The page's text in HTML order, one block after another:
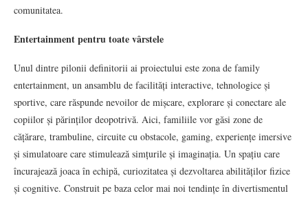
comunitatea.
Entertainment pentru toate vârstele
Unul dintre pilonii definitorii ai proiectului este zona de family
entertainment, un ansamblu de facilități interactive, tehnologice și
sportive, care răspunde nevoilor de mișcare, explorare și conectare ale
copiilor și părinților deopotrivă. Aici, familiile vor găsi zone de
cățărare, trambuline, circuite cu obstacole, gaming, experiențe imersive
și simulatoare care stimulează simțurile și imaginația. Un spațiu care
încurajează joaca în echipă, curiozitatea și dezvoltarea abilităților fizice
și cognitive. Construit pe baza celor mai noi tendințe în divertismentul